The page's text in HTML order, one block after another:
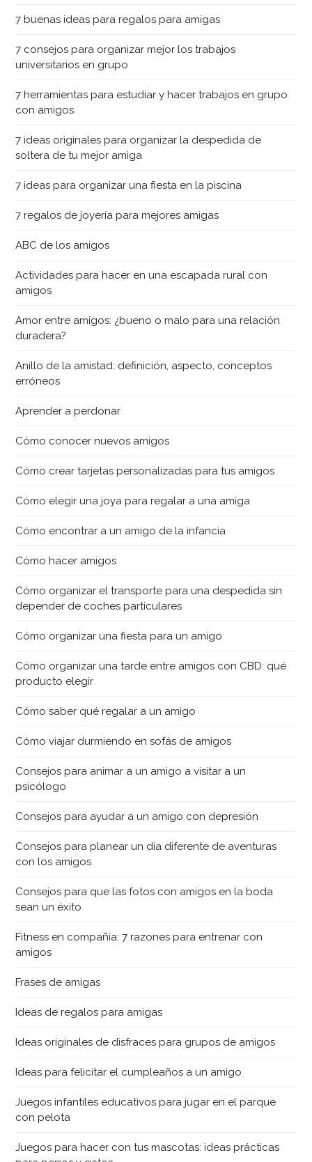
7 buenas ideas para regalos para amigas
7 consejos para organizar mejor los trabajos
universitarios en grupo
7 herramientas para estudiar y hacer trabajos en grupo
con amigos
7 ideas originales para organizar la despedida de
soltera de tu mejor amiga
7 ideas para organizar una fiesta en la piscina
7 regalos de joyería para mejores amigas
ABC de los amigos
Actividades para hacer en una escapada rural con
amigos
Amor entre amigos: ¿bueno o malo para una relación
duradera?
Anillo de la amistad: definición, aspecto, conceptos
erróneos
Aprender a perdonar
Cómo conocer nuevos amigos
Cómo crear tarjetas personalizadas para tus amigos
Cómo elegir una joya para regalar a una amiga
Cómo encontrar a un amigo de la infancia
Cómo hacer amigos
Cómo organizar el transporte para una despedida sin
depender de coches particulares
Cómo organizar una fiesta para un amigo
Cómo organizar una tarde entre amigos con CBD: qué
producto elegir
Cómo saber qué regalar a un amigo
Cómo viajar durmiendo en sofás de amigos
Consejos para animar a un amigo a visitar a un
psicólogo
Consejos para ayudar a un amigo con depresión
Consejos para planear un día diferente de aventuras
con los amigos
Consejos para que las fotos con amigos en la boda
sean un éxito
Fitness en compañía: 7 razones para entrenar con
amigos
Frases de amigas
Ideas de regalos para amigas
Ideas originales de disfraces para grupos de amigos
Ideas para felicitar el cumpleaños a un amigo
Juegos infantiles educativos para jugar en el parque
con pelota
Juegos para hacer con tus mascotas: ideas prácticas